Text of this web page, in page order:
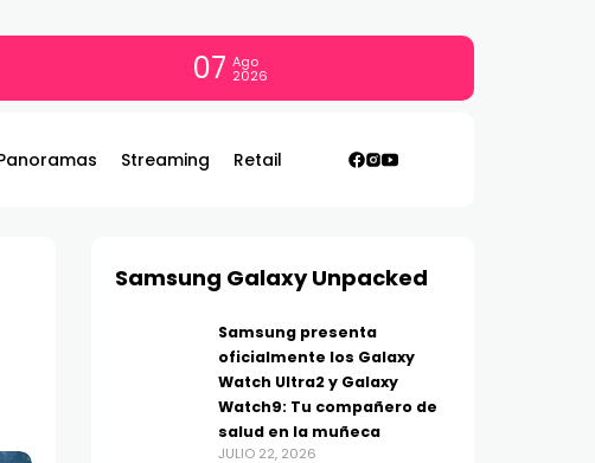
07 Ago
2026
Streaming Retail
Samsung Galaxy Unpacked
Samsung presenta
oficialmente los Galaxy
Watch Ultra2 y Galaxy
Watch9: Tu compañero de
salud en la muñeca
JULIO 22, 2026